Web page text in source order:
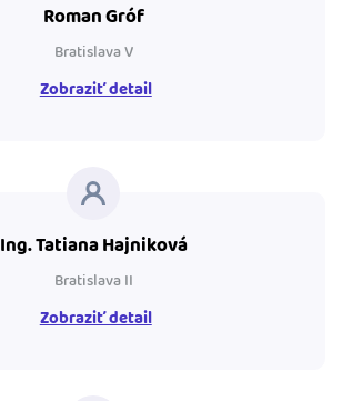
Roman Gróf
Bratislava V
Zobraziť detail
Ing. Tatiana Hajniková
Bratislava II
Zobraziť detail